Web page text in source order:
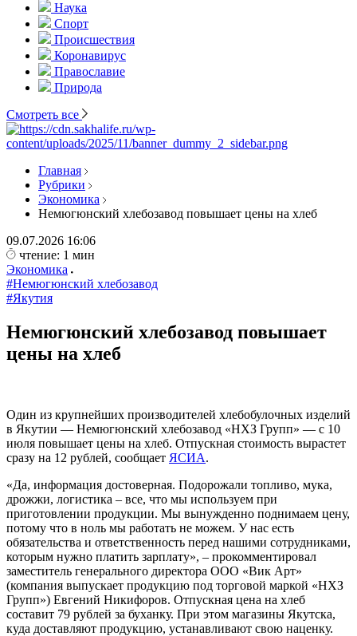
Наука
Спорт
Происшествия
Коронавирус
Православие
Природа
Смотреть все
Главная
Рубрики
Экономика
Немюгюнский хлебозавод повышает цены на хлеб
09.07.2026 16:06
чтение: 1 мин
Экономика
#Немюгюнский хлебозавод
#Якутия
Немюгюнский хлебозавод повышает
цены на хлеб
Один из крупнейших производителей хлебобулочных изделий
в Якутии — Немюгюнский хлебозавод «НХЗ Групп» — с 10
июля повышает цены на хлеб. Отпускная стоимость вырастет
сразу на 12 рублей, сообщает ЯСИА.
«Да, информация достоверная. Подорожали топливо, мука,
дрожжи, логистика – все, что мы используем при
приготовлении продукции. Мы вынужденно поднимаем цену,
потому что в ноль мы работать не можем. У нас есть
обязательства и ответственность перед нашими сотрудниками,
которым нужно платить зарплату», – прокомментировал
заместитель генерального директора ООО «Вик Арт»
(компания выпускает продукцию под торговой маркой «НХЗ
Групп») Евгений Никифоров. Отпускная цена на хлеб
составит 79 рублей за буханку. При этом магазины Якутска,
куда доставляют продукцию, устанавливают свою наценку.